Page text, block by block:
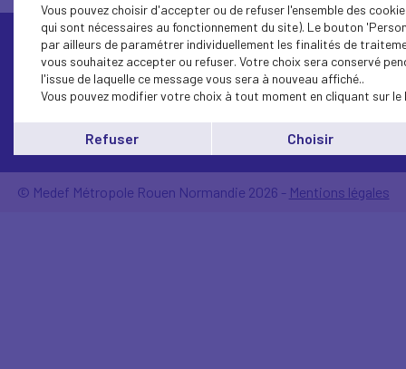
© Medef Métropole Rouen Normandie 2026 - Mentions légales
Vous pouvez choisir d'accepter ou de refuser l'ensemble des
qui sont nécessaires au fonctionnement du site). Le bouton
par ailleurs de paramétrer individuellement les finalités de
vous souhaitez accepter ou refuser. Votre choix sera conservé
l'issue de laquelle ce message vous sera à nouveau affiché..
Vous pouvez modifier votre choix à tout moment en cliquant sur le
Refuser Choisir